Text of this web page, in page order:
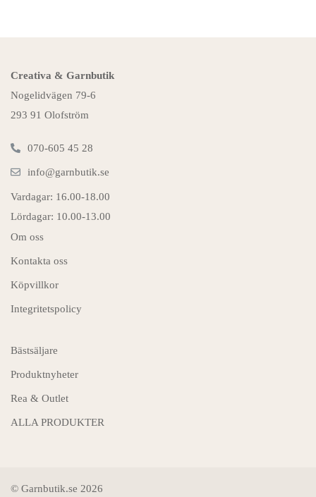
Creativa & Garnbutik
Nogelidvägen 79-6
293 91 Olofström
070-605 45 28
info@garnbutik.se
Vardagar: 16.00-18.00
Lördagar: 10.00-13.00
Om oss
Kontakta oss
Köpvillkor
Integritetspolicy
Bästsäljare
Produktnyheter
Rea & Outlet
ALLA PRODUKTER
© Garnbutik.se 2026